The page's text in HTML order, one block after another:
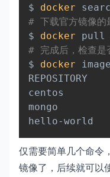
$ docker
# 下载官方镜像的
$ docker
# 完成后，检查是
$ docker
mongo
hello-
仅需要简单几个命令
镜像了，后续就可以